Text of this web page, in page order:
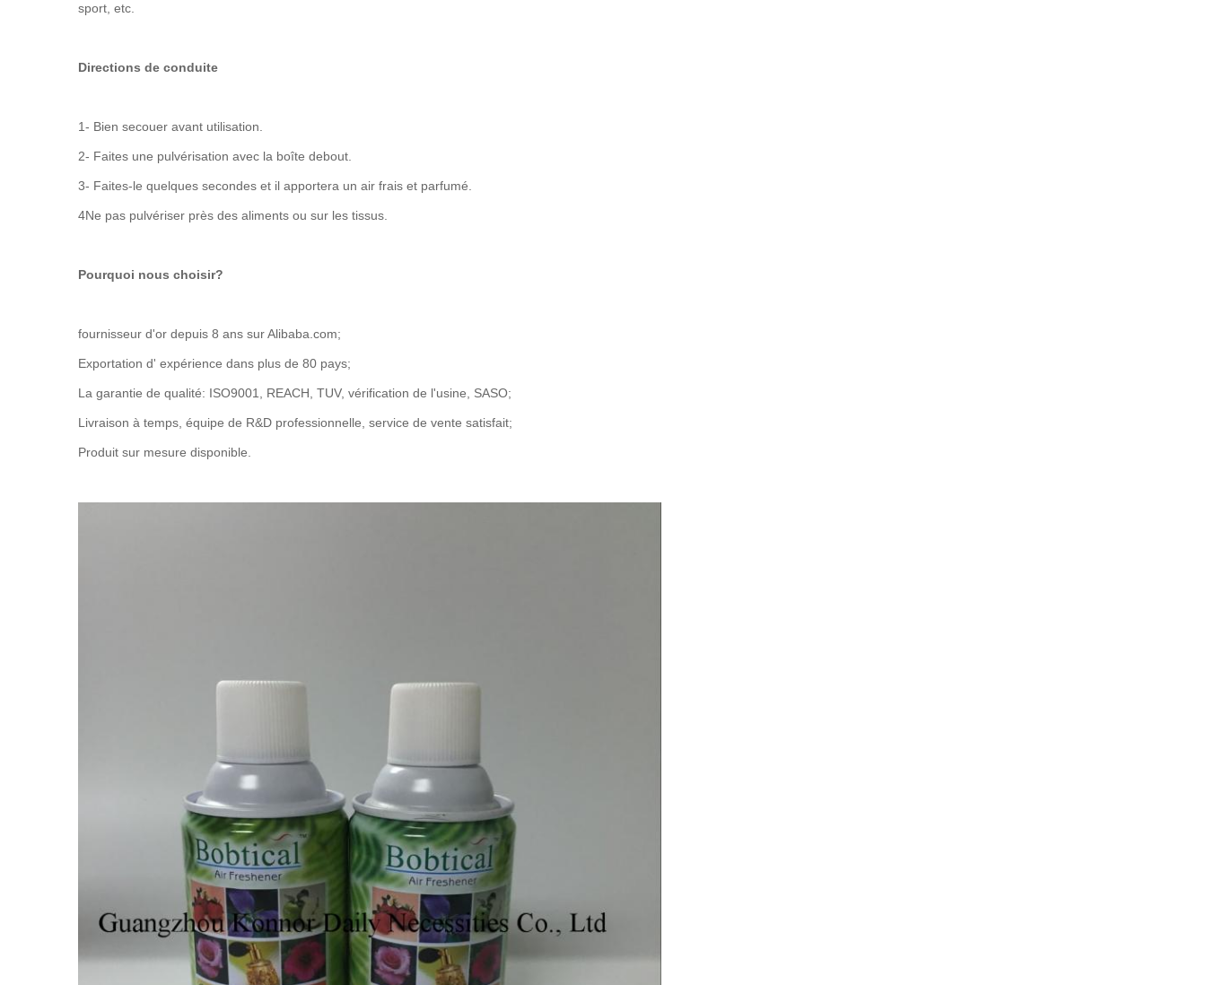
sport, etc.
Directions de conduite
1- Bien secouer avant utilisation.
2- Faites une pulvérisation avec la boîte debout.
3- Faites-le quelques secondes et il apportera un air frais et parfumé.
4Ne pas pulvériser près des aliments ou sur les tissus.
Pourquoi nous choisir?
fournisseur d'or depuis 8 ans sur Alibaba.com;
Exportation d' expérience dans plus de 80 pays;
La garantie de qualité: ISO9001, REACH, TUV, vérification de l'usine, SASO;
Livraison à temps, équipe de R&D professionnelle, service de vente satisfait;
Produit sur mesure disponible.